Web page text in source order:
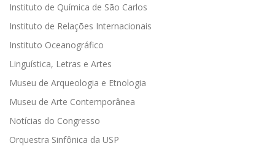
Instituto de Química de São Carlos
Instituto de Relações Internacionais
Instituto Oceanográfico
Linguística, Letras e Artes
Museu de Arqueologia e Etnologia
Museu de Arte Contemporânea
Notícias do Congresso
Orquestra Sinfônica da USP